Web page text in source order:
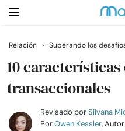
Buscar
Casarse
Relación › Superando los
10
transaccionales
Revisado porSilvana
PorOwen Kessler, Autor